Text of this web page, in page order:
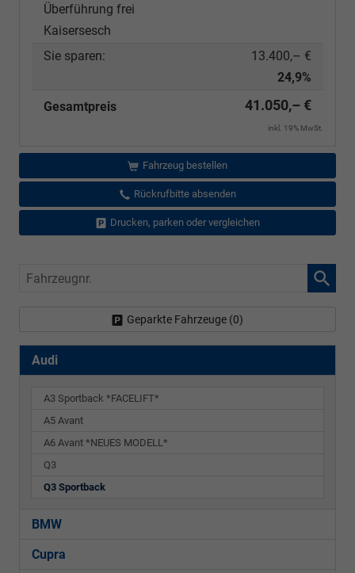
Überführung frei
Kaisersesch
Sie sparen:
13.400,– €
24,9%
Gesamtpreis
41.050,– €
inkl. 19% MwSt.
Fahrzeug bestellen
Rückrufbitte absenden
Drucken, parken oder vergleichen
Fahrzeugnr.
Geparkte Fahrzeuge (0)
Audi
A3 Sportback *FACELIFT*
A5 Avant
A6 Avant *NEUES MODELL*
Q3
Q3 Sportback
BMW
Cupra